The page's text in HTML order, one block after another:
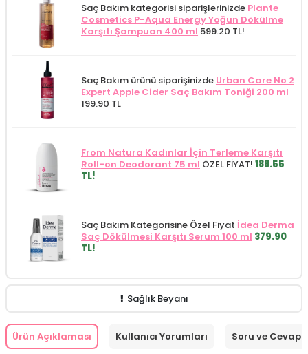
Saç Bakım kategorisi siparişlerinizde Plante
Cosmetics P-Aqua Energy Yoğun Dökülme
Karşıtı Şampuan 400 ml 599.20 TL!
Saç Bakım ürünü siparişinizde Urban Care No 2
Expert Apple Cider Saç Bakım Toniği 200 ml
199.90 TL
From Natura Kadınlar İçin Terleme Karşıtı
Roll-on Deodorant 75 ml ÖZEL FİYAT! 188.55
TL!
Saç Bakım Kategorisine Özel Fiyat İdea Derma
Saç Dökülmesi Karşıtı Serum 100 ml 379.90
TL!
Sağlık Beyanı
Ürün Açıklaması Kullanıcı Yorumları Soru ve Cevap